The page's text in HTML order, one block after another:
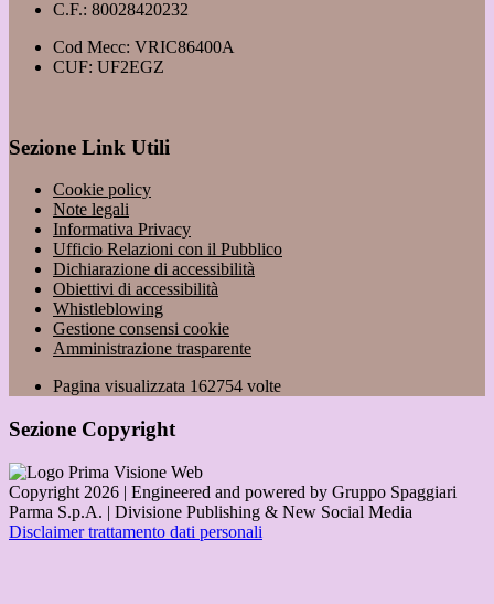
C.F.: 80028420232
Cod Mecc: VRIC86400A
CUF: UF2EGZ
Sezione Link Utili
Cookie policy
Note legali
Informativa Privacy
Ufficio Relazioni con il Pubblico
Dichiarazione di accessibilità
Obiettivi di accessibilità
Whistleblowing
Gestione consensi cookie
Amministrazione trasparente
Pagina visualizzata 162754 volte
Sezione Copyright
Copyright 2026 | Engineered and powered by Gruppo Spaggiari
Parma S.p.A. | Divisione Publishing & New Social Media
Disclaimer trattamento dati personali